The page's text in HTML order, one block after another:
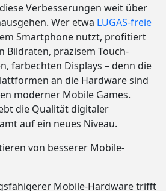
Verbesserungen weit über
Wer etwa LUGAS-freie
Smartphone nutzt, profitiert
Bildraten, präzisem Touch-
farbechten Displays – denn die
an die Hardware sind
moderner Mobile Games.
die Qualität digitaler
auf ein neues Niveau.
von besserer Mobile-
Mobile-Hardware trifft